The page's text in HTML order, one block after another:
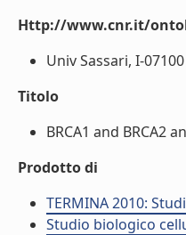
Http://www.cnr.it/
Univ Sassari, I-
Titolo
BRCA1 and BRCA2
Prodotto di
TERMINA 2010:
Studio biologico